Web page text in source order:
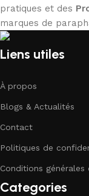
pratiques et des
marques de
Liens utiles
À propos
Blogs & Actualités
Contact
Politiques de
Conditions générales
Categories